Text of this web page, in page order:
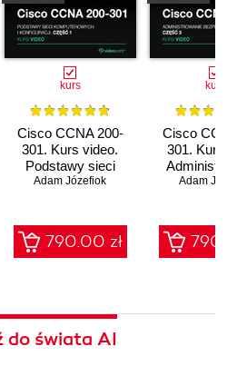
kurs
Cisco CCNA 200-
301. Kurs video.
Podstawy sieci
komputerowych i
Adam Józefiok
790.00 zł
kurs
Cisco
301. Kurs
Adam
do świata AI